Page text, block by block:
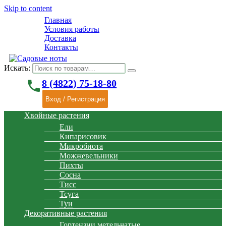
Skip to content
Главная
Условия работы
Доставка
Контакты
Искать:
phone8 (4822) 75-18-80
Вход / Регистрация
Хвойные растения
Ели
Кипарисовик
Микробиота
Можжевельники
Пихты
Сосна
Тисс
Тсуга
Туи
Декоративные растения